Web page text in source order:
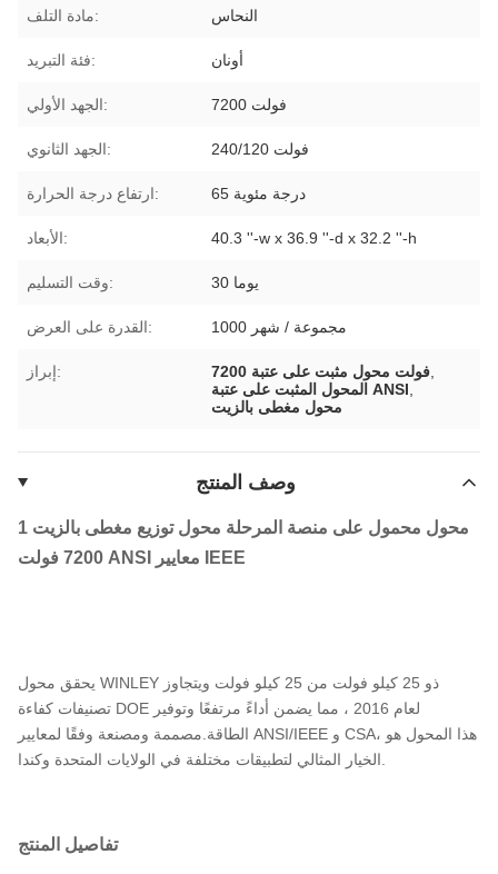
مادة التلف: النحاس
فئة التبريد: أونان
الجهد الأولي: 7200 فولت
الجهد الثانوي: 240/120 فولت
ارتفاع درجة الحرارة: 65 درجة مئوية
الأبعاد: 40.3 ''-w x 36.9 ''-d x 32.2 ''-h
وقت التسليم: 30 يوما
القدرة على العرض: 1000 مجموعة / شهر
إبراز: 7200 فولت محول مثبت على عتبة
المحول المثبت على عتبة ANSI
محول مغطى بالزيت
وصف المنتج
1 محول محمول على منصة المرحلة محول توزيع مغطى بالزيت
7200 فولت ANSI معايير IEEE
يحقق محول WINLEY ذو 25 كيلو فولت من 25 كيلو فولت ويتجاوز
تصنيفات كفاءة DOE لعام 2016 ، مما يضمن أداءً مرتفعًا وتوفير
الطاقة.مصممة ومصنعة وفقًا لمعايير ANSI/IEEE و CSA، هذا المحول هو
تفاصيل المنتج